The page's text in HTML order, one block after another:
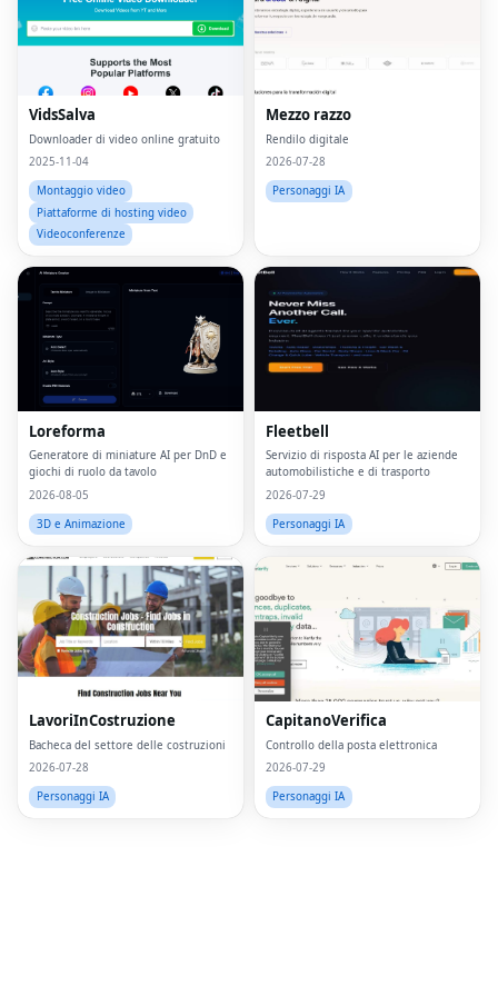
VidsSalva
Downloader di video online gratuito
2025-11-04
Montaggio video
Piattaforme di hosting video
Videoconferenze
Mezzo razzo
Rendilo digitale
2026-07-28
Personaggi IA
Loreforma
Generatore di miniature AI per DnD e
giochi di ruolo da tavolo
2026-08-05
3D e Animazione
Fleetbell
Servizio di risposta AI per le aziende
automobilistiche e di trasporto
2026-07-29
Personaggi IA
LavoriInCostruzione
Bacheca del settore delle costruzioni
2026-07-28
Personaggi IA
CapitanoVerifica
Controllo della posta elettronica
2026-07-29
Personaggi IA